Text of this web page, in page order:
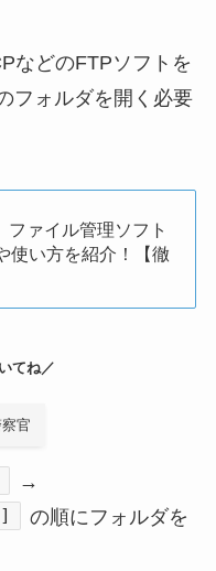
などのFTPソフトを
フォルダを開く必要
ファイル管理ソフト
使い方を紹介！【徹
てね／
官
→
の順にフォルダを